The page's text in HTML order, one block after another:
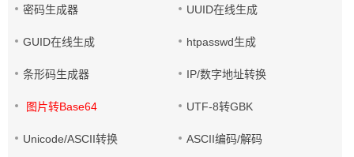
密码生成器 UUID在线生成
GUID在线生成 htpasswd生成
条形码生成器 IP/数字地址转换
图片转Base64 UTF-8转GBK
Unicode/ASCII转换 ASCII编码/解码